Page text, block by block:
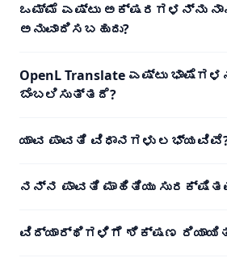
ಒಮ್ಮೆ ಎಷ್ಟು ಅಕ್ಷರಗಳನ್ನು
ಅನುವಾದಿಸಬಹುದು?
OpenL Translate ಎಷ್ಟು
ಬೆಂಬಲಿಸುತ್ತದೆ?
ಯಾವ ಪಾವತಿ ವಿಧಾನಗಳು
ನನ್ನ ಪಾವತಿ ಮಾಹಿತಿಯು
ವಿದ್ಯಾರ್ಥಿಗಳಿಗೆ ಶಿಕ್ಷಣ